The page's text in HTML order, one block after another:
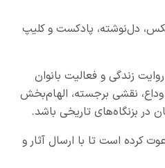
دل‌نوشته، پادکست و کلیپ
زندگی و فعالیت بانوان
نقشی برجسته، الهام‌بخش
در بزنگاه‌های تاریخی باشد.
کرده است تا با ارسال آثار و